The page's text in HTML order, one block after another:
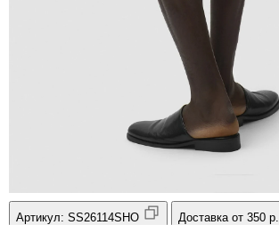
Артикул: SS26114SHO Доставка от 350 р.